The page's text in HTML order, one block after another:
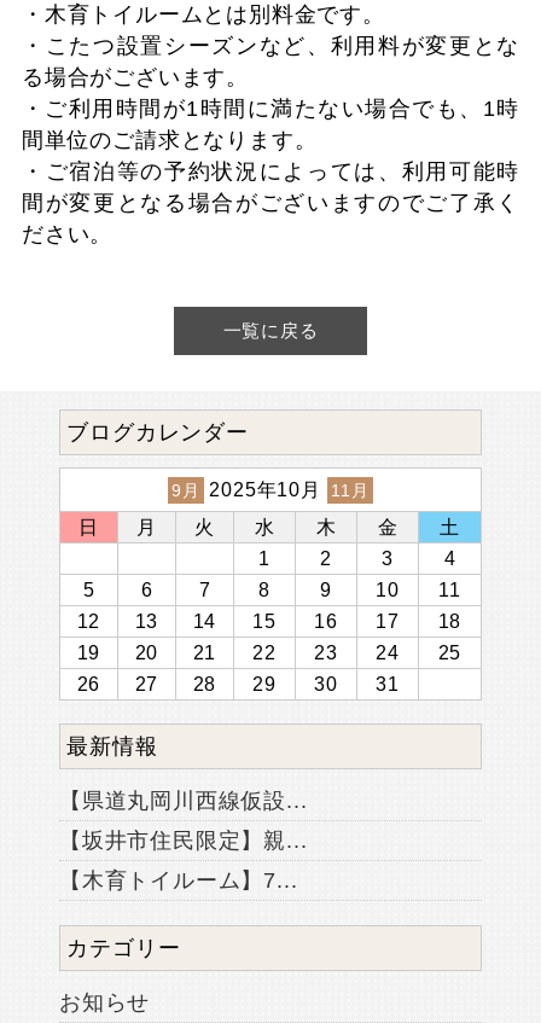
・木育トイルームとは別料金です。
・こたつ設置シーズンなど、利用料が変更とな
る場合がございます。
・ご利用時間が1時間に満たない場合でも、1時
間単位のご請求となります。
・ご宿泊等の予約状況によっては、利用可能時
間が変更となる場合がございますのでご了承く
ださい。
一覧に戻る
ブログカレンダー
9月 2025年10月 11月
日 月 火 水 木 金
土
1
2 3
4
5
6 7 8 9 10
11
12
13 14 15 16 17
18
19
20 21 22 23 24
25
26
27 28 29 30 31
最新情報
【県道丸岡川西線仮設...
【坂井市住民限定】親...
【木育トイルーム】7...
カテゴリー
お知らせ